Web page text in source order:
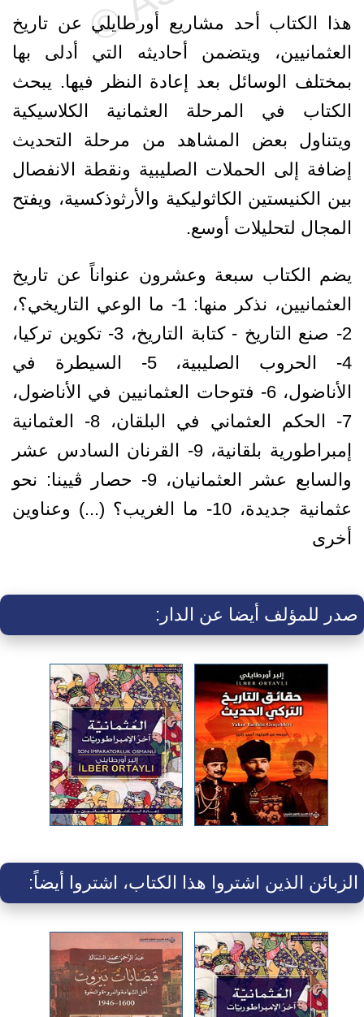
هذا الكتاب أحد مشاريع أورطايلي عن تاريخ
العثمانيين، ويتضمن أحاديثه التي أدلى بها
بمختلف الوسائل بعد إعادة النظر فيها. يبحث
الكتاب في المرحلة العثمانية الكلاسيكية
ويتناول بعض المشاهد من مرحلة التحديث
إضافة إلى الحملات الصليبية ونقطة الانفصال
بين الكنيستين الكاثوليكية والأرثوذكسية، ويفتح
المجال لتحليلات أوسع.
يضم الكتاب سبعة وعشرون عنواناً عن تاريخ
العثمانيين، نذكر منها: 1- ما الوعي التاريخي؟،
2- صنع التاريخ - كتابة التاريخ، 3- تكوين تركيا،
4- الحروب الصليبية، 5- السيطرة في
الأناضول، 6- فتوحات العثمانيين في الأناضول،
7- الحكم العثماني في البلقان، 8- العثمانية
إمبراطورية بلقانية، 9- القرنان السادس عشر
والسابع عشر العثمانيان، 9- حصار ڤيينا: نحو
عثمانية جديدة، 10- ما الغريب؟ (...) وعناوين
أخرى
صدر للمؤلف أيضا عن الدار:
الزبائن الذين اشتروا هذا الكتاب، اشتروا أيضاً: